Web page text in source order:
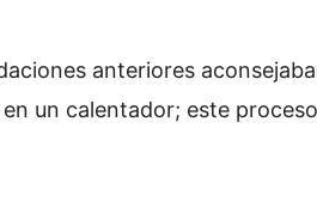
anteriores
un calentador; este